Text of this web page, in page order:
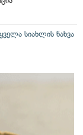
ყველა სიახლის ნახვა